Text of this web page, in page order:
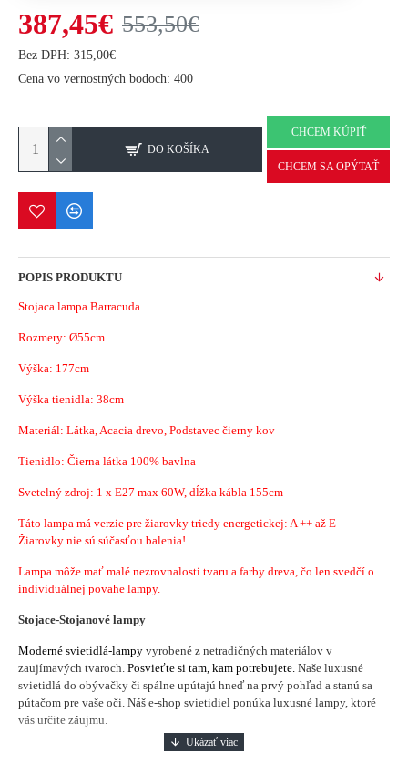
387,45€ 553,50€
Bez DPH: 315,00€
Cena vo vernostných bodoch: 400
DO KOŠÍKA
CHCEM KÚPIŤ
CHCEM SA OPÝTAŤ
POPIS PRODUKTU
Stojaca lampa Barracuda
Rozmery: Ø55cm
Výška: 177cm
Výška tienidla: 38cm
Materiál: Látka, Acacia drevo, Podstavec čierny kov
Tienidlo: Čierna látka 100% bavlna
Svetelný zdroj: 1 x E27 max 60W, dĺžka kábla 155cm
Táto lampa má verzie pre žiarovky triedy energetickej: A ++ až E
Žiarovky nie sú súčasťou balenia!
Lampa môže mať malé nezrovnalosti tvaru a farby dreva, čo len svedčí o
individuálnej povahe lampy.
Stojace-Stojanové lampy
Moderné svietidlá-lampy vyrobené z netradičných materiálov v
zaujímavých tvaroch. Posvieťte si tam, kam potrebujete. Naše luxusné
svietidlá do obývačky či spálne upútajú hneď na prvý pohľad a stanú sa
pútačom pre vaše oči. Náš e-shop svietidiel ponúka luxusné lampy, ktoré
vás určite záujmu.